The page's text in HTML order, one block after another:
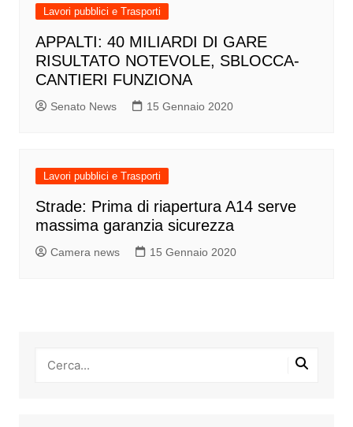
Lavori pubblici e Trasporti
APPALTI: 40 MILIARDI DI GARE
RISULTATO NOTEVOLE, SBLOCCA-
CANTIERI FUNZIONA
Senato News 15 Gennaio 2020
Lavori pubblici e Trasporti
Strade: Prima di riapertura A14 serve
massima garanzia sicurezza
Camera news 15 Gennaio 2020